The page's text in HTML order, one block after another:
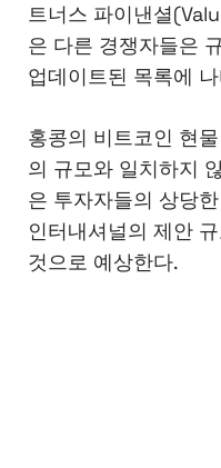
트너스 파이낸셜
은 다른 경쟁자들은
업데이트된 목록에
홍콩의 비트코인 현
의 규모와 일치하지
은 투자자들의 상당
인터내셔널의 제안
것으로 예상한다.